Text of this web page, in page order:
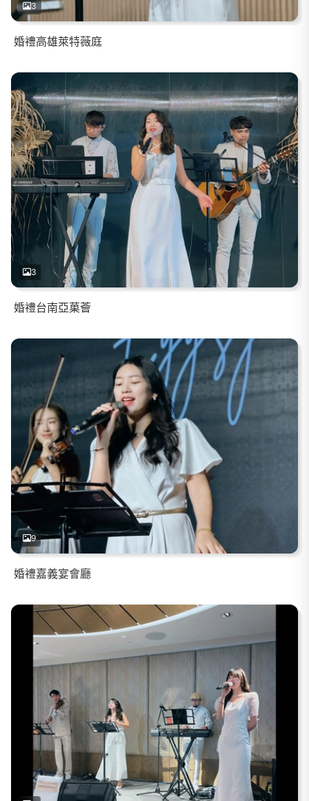
3
婚禮高雄萊特薇庭
3
婚禮台南亞菓薈
9
婚禮嘉義宴會廳